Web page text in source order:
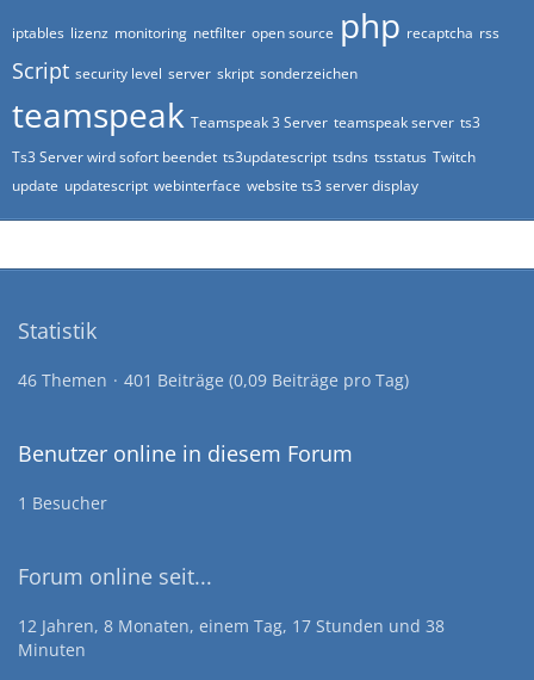
iptables lizenz monitoring netfilter open source php recaptcha rss
Script security level server skript sonderzeichen
teamspeak Teamspeak 3 Server teamspeak server ts3
Ts3 Server wird sofort beendet ts3updatescript tsdns tsstatus Twitch
update updatescript webinterface website ts3 server display
Statistik
46 Themen 401 Beiträge (0,09 Beiträge pro Tag)
Benutzer online in diesem Forum
1 Besucher
Forum online seit...
12 Jahren, 8 Monaten, einem Tag, 17 Stunden und 38
Minuten